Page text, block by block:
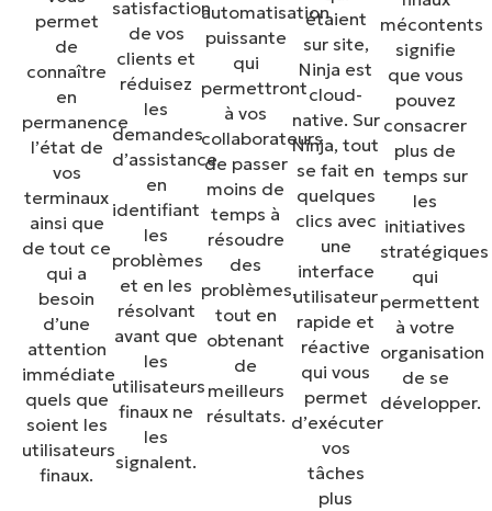
permet
de
connaître
en
permanence
l’état de
vos
terminaux
ainsi que
de tout ce
qui a
besoin
d’une
attention
immédiate
quels que
soient les
utilisateurs
finaux.
satisfaction
de vos
clients et
réduisez
les
demandes
d’assistance
en
identifiant
les
problèmes
et en les
résolvant
avant que
les
utilisateurs
finaux ne
les
signalent.
automatisation
puissante
qui
permettront
à vos
collaborateurs
de passer
moins de
temps à
résoudre
des
problèmes,
tout en
obtenant
de
meilleurs
résultats.
étaient
sur site,
Ninja est
cloud-
native. Sur
Ninja, tout
se fait en
quelques
clics avec
une
interface
utilisateur
rapide et
réactive
qui vous
permet
d’exécuter
vos
tâches
plus
mécontents
signifie
que vous
pouvez
consacrer
plus de
temps sur
les
initiatives
stratégiques
qui
permettent
à votre
organisation
de se
développer.